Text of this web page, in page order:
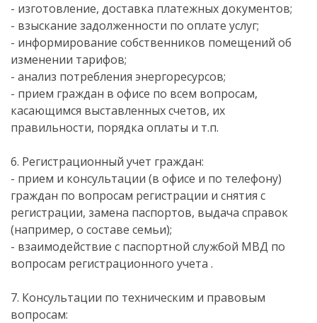
- изготовление, доставка платежных документов;
- взыскание задолженности по оплате услуг;
- информирование собственников помещений об
изменении тарифов;
- анализ потребления энергоресурсов;
- прием граждан в офисе по всем вопросам,
касающимся выставленных счетов, их
правильности, порядка оплаты и т.п.
6. Регистрационный учет граждан:
- прием и консультации (в офисе и по телефону)
граждан по вопросам регистрации и снятия с
регистрации, замена паспортов, выдача справок
(например, о составе семьи);
- взаимодействие с паспортной службой МВД по
вопросам регистрационного учета .
7. Консультации по техническим и правовым
вопросам: